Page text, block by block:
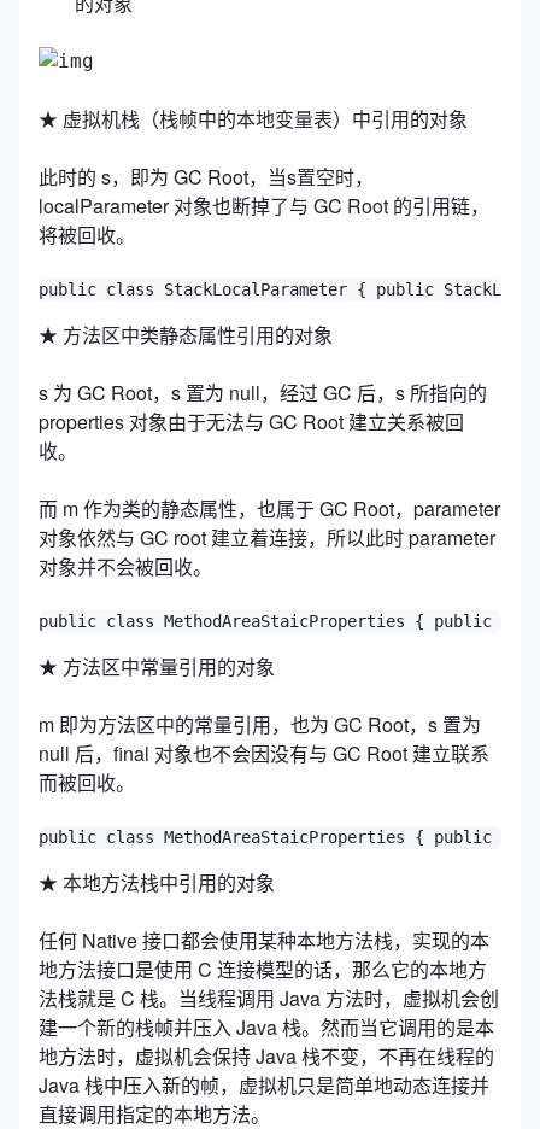
★ 虚拟机栈（栈帧中的本地变量表）中引用的对象
此时的 s，即为 GC Root，当s置空时，
localParameter 对象也断掉了与 GC Root 的引用链，
将被回收。
public class StackLocalParameter { public
★ 方法区中类静态属性引用的对象
s 为 GC Root，s 置为 null，经过 GC 后，s 所指向的
properties 对象由于无法与 GC Root 建立关系被回
收。
而 m 作为类的静态属性，也属于 GC Root，parameter
对象依然与 GC root 建立着连接，所以此时 parameter
对象并不会被回收。
public class MethodAreaStaicProperties { public
★ 方法区中常量引用的对象
m 即为方法区中的常量引用，也为 GC Root，s 置为
null 后，final 对象也不会因没有与 GC Root 建立联系
而被回收。
public class MethodAreaStaicProperties { public
★ 本地方法栈中引用的对象
任何 Native 接口都会使用某种本地方法栈，实现的本
地方法接口是使用 C 连接模型的话，那么它的本地方
法栈就是 C 栈。当线程调用 Java 方法时，虚拟机会创
建一个新的栈帧并压入 Java 栈。然而当它调用的是本
地方法时，虚拟机会保持 Java 栈不变，不再在线程的
Java 栈中压入新的帧，虚拟机只是简单地动态连接并
直接调用指定的本地方法。